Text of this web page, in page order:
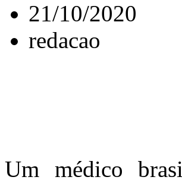
21/10/2020
redacao
Um médico